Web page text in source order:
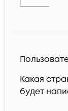
Какая
будет